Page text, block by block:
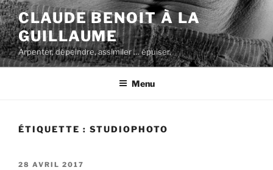
Aller
au
contenu
principal
CLAUDE BENOIT À LA
GUILLAUME
Arpenter, dépeindre, assimiler … épuiser.
Menu
ÉTIQUETTE : STUDIOPHOTO
PUBLIÉ
28 AVRIL 2017